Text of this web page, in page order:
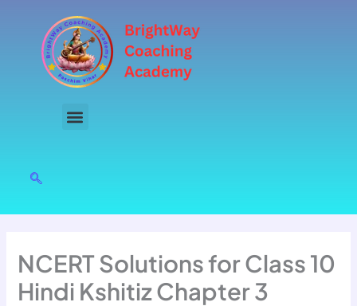
content
NCERT Solutions for Class 10
Hindi Kshitiz Chapter 3